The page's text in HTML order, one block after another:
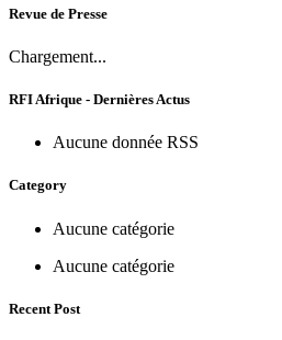
Revue de Presse
Chargement...
RFI Afrique - Dernières Actus
Aucune donnée RSS
Category
Aucune catégorie
Aucune catégorie
Recent Post